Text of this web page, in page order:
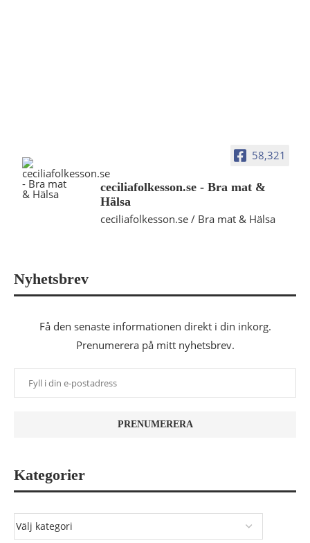
58,321
ceciliafolkesson.se - Bra mat &
Hälsa
ceciliafolkesson.se / Bra mat & Hälsa
Nyhetsbrev
Få den senaste informationen direkt i din inkorg.
Prenumerera på mitt nyhetsbrev.
Kategorier